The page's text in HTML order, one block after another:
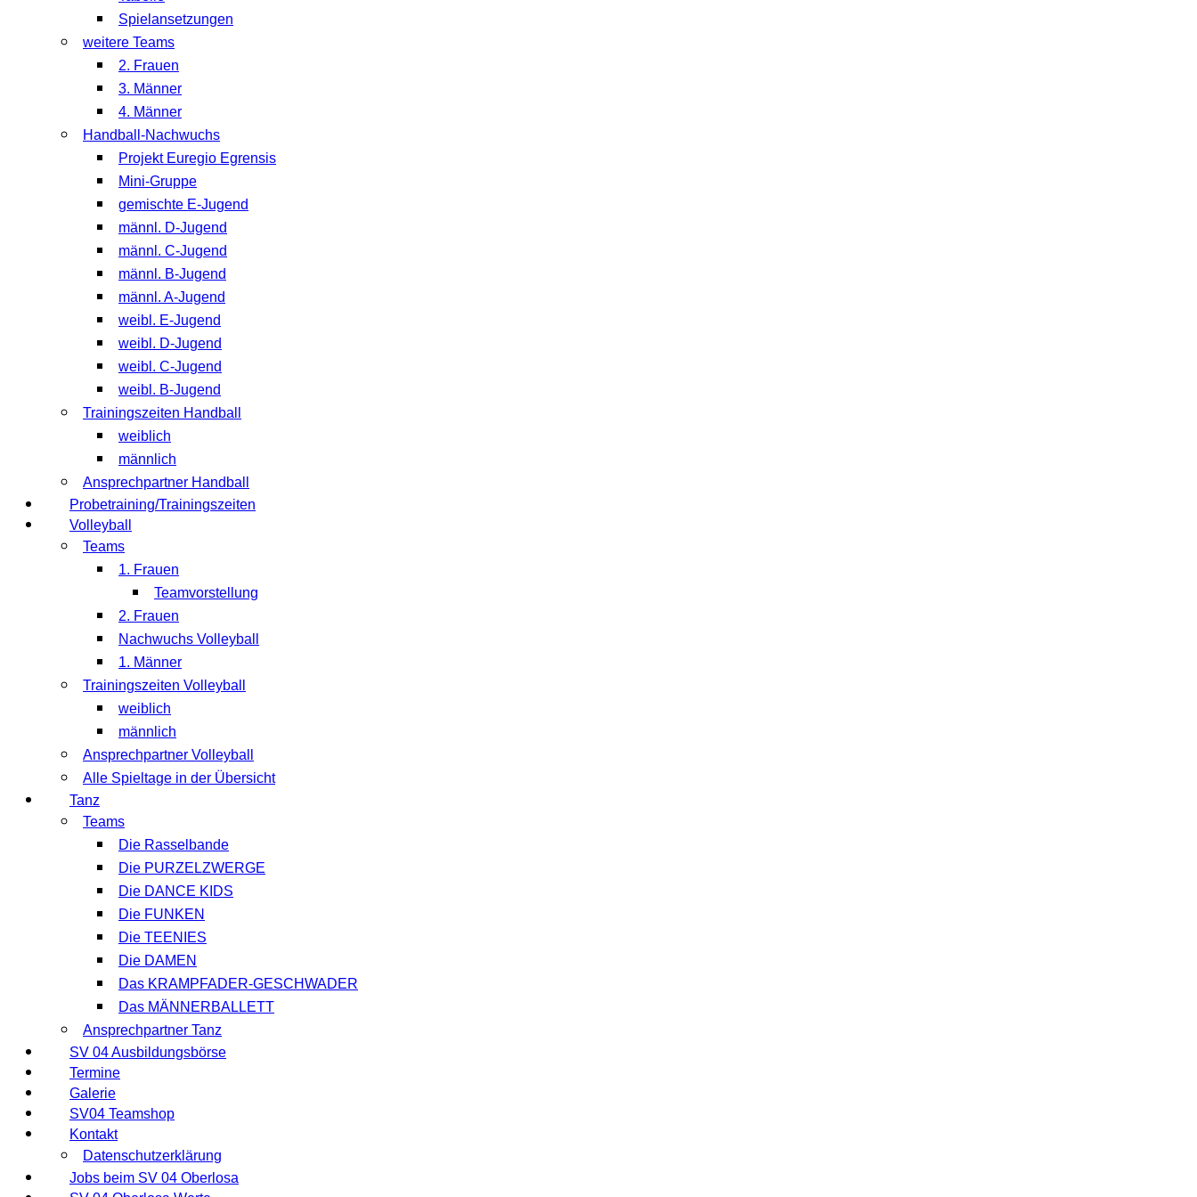
Spielansetzungen
weitere Teams
2. Frauen
3. Männer
4. Männer
Handball-Nachwuchs
Projekt Euregio Egrensis
Mini-Gruppe
gemischte E-Jugend
männl. D-Jugend
männl. C-Jugend
männl. B-Jugend
männl. A-Jugend
weibl. E-Jugend
weibl. D-Jugend
weibl. C-Jugend
weibl. B-Jugend
Trainingszeiten Handball
weiblich
männlich
Ansprechpartner Handball
Probetraining/Trainingszeiten
Volleyball
Teams
1. Frauen
Teamvorstellung
2. Frauen
Nachwuchs Volleyball
1. Männer
Trainingszeiten Volleyball
weiblich
männlich
Ansprechpartner Volleyball
Alle Spieltage in der Übersicht
Tanz
Teams
Die Rasselbande
Die PURZELZWERGE
Die DANCE KIDS
Die FUNKEN
Die TEENIES
Die DAMEN
Das KRAMPFADER-GESCHWADER
Das MÄNNERBALLETT
Ansprechpartner Tanz
SV 04 Ausbildungsbörse
Termine
Galerie
SV04 Teamshop
Kontakt
Datenschutzerklärung
Jobs beim SV 04 Oberlosa